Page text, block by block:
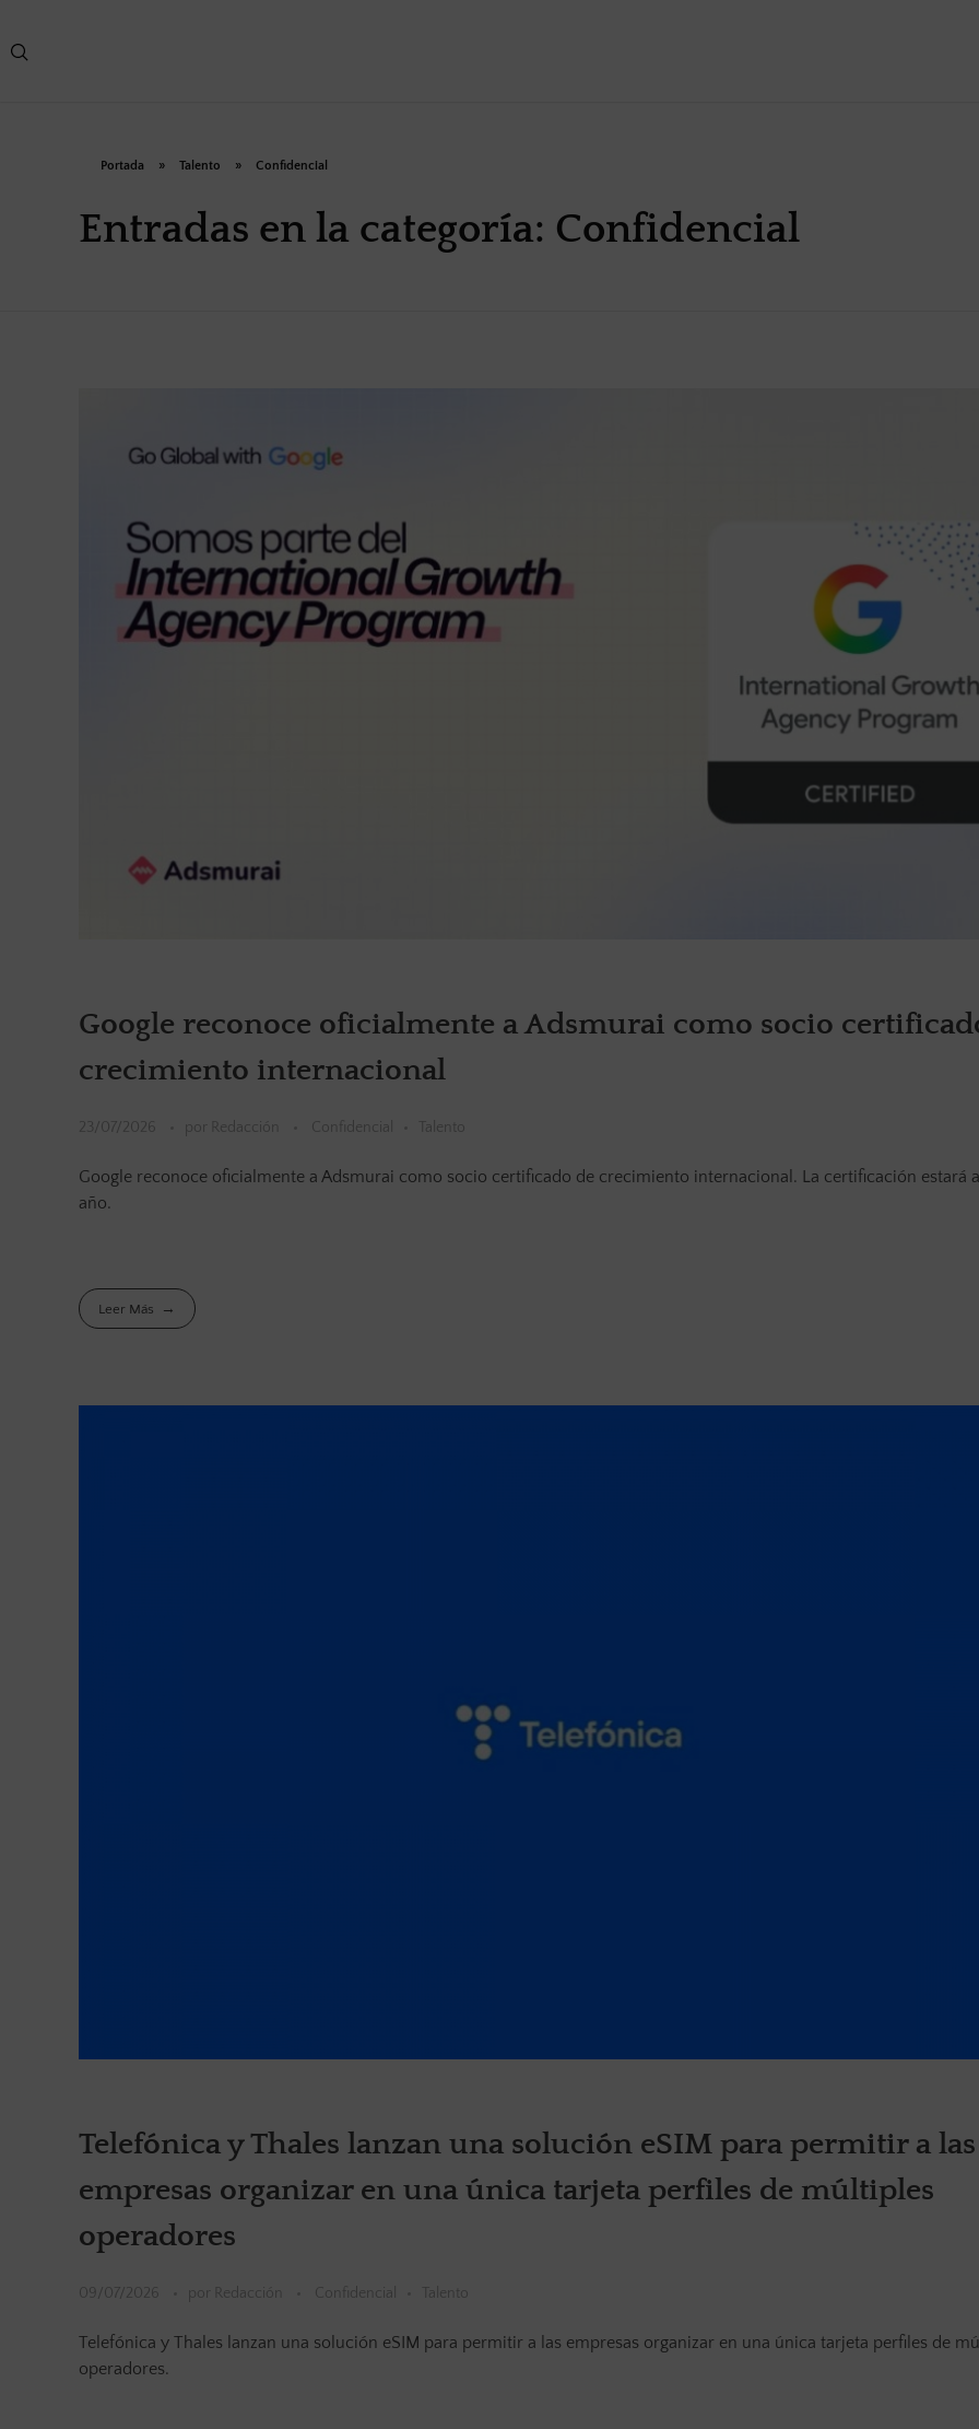
Portada » Talento » Confidencial
Entradas en la categoría: Confidencial
Google reconoce oficialmente a Adsmurai como socio
crecimiento internacional
23/07/2026 por Redacción Confidencial Talento
Google reconoce oficialmente a Adsmurai como socio certificado de crecimiento internacional. La certificación estará
año.
Leer Más
Telefónica y Thales lanzan una solución eSIM para permitir a las
empresas organizar en una única tarjeta perfiles de múltiples
operadores
09/07/2026 por Redacción Confidencial Talento
Telefónica y Thales lanzan una solución eSIM para permitir a las empresas organizar en una única tarjeta perfiles de
operadores.